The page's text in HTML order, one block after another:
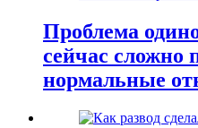
Проблема
сейчас сложно
нормальные